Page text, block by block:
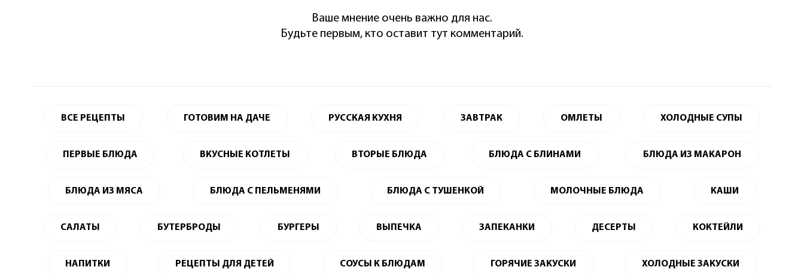
Ваше мнение очень важно для нас.
Будьте первым, кто оставит тут комментарий.
ВСЕ РЕЦЕПТЫ ГОТОВИМ НА ДАЧЕ РУССКАЯ КУХНЯ ЗАВТРАК ОМЛЕТЫ ХОЛОДНЫЕ СУПЫ
ПЕРВЫЕ БЛЮДА ВКУСНЫЕ КОТЛЕТЫ ВТОРЫЕ БЛЮДА БЛЮДА С БЛИНАМИ БЛЮДА ИЗ МАКАРОН
БЛЮДА ИЗ МЯСА БЛЮДА С ПЕЛЬМЕНЯМИ БЛЮДА С ТУШЕНКОЙ МОЛОЧНЫЕ БЛЮДА КАШИ
САЛАТЫ БУТЕРБРОДЫ БУРГЕРЫ ВЫПЕЧКА ЗАПЕКАНКИ ДЕСЕРТЫ КОКТЕЙЛИ
НАПИТКИ РЕЦЕПТЫ ДЛЯ ДЕТЕЙ СОУСЫ К БЛЮДАМ ГОРЯЧИЕ ЗАКУСКИ ХОЛОДНЫЕ ЗАКУСКИ